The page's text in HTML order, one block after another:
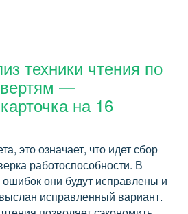
техники чтения по
—
на 16
это означает, что идет сбор
работоспособности. В
они будут исправлены и
исправленный вариант.